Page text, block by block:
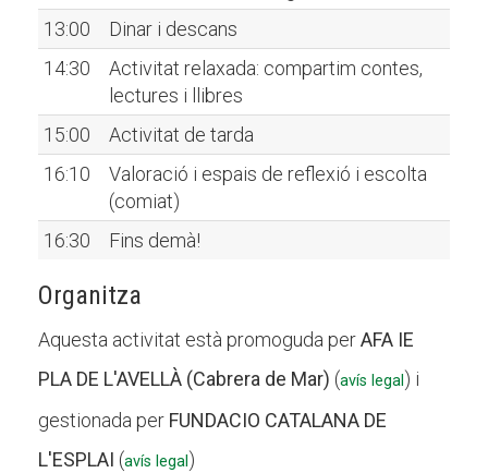
13:00
Dinar i descans
14:30
Activitat relaxada: compartim contes,
lectures i llibres
15:00
Activitat de tarda
16:10
Valoració i espais de reflexió i escolta
(comiat)
16:30
Fins demà!
Organitza
Aquesta activitat està promoguda perAFA IE
PLA DE L'AVELLÀ (Cabrera de Mar) (avís legal) i
gestionada per FUNDACIO CATALANA DE
L'ESPLAI (avís legal)